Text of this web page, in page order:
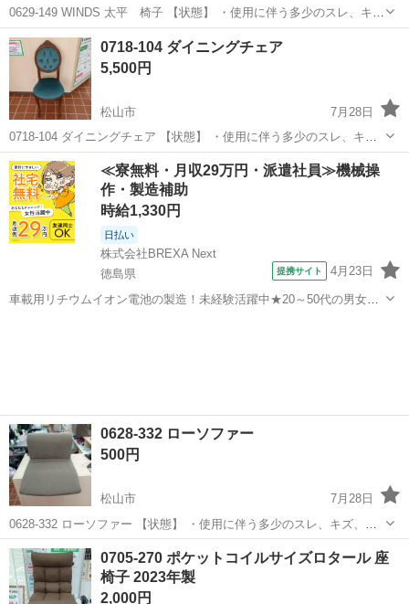
0629-149 WINDS 太平 椅子 【状態】 ・使用に伴う多少のスレ、キ
ズ、落としきれない汚れなどございます ・詳細は現地でご確認くださ
い ・お値引きは出来かねますのでご了承願います ※中古品のため、...
愛媛 松山市 WINDS
0718-104 ダイニングチェア
5,500円
松山市
7月28日
0718-104 ダイニングチェア 【状態】 ・使用に伴う多少のスレ、キ
ズ、落としきれない汚れなどございます ・詳細は現地でご確認くださ
い ・お値引きは出来かねますのでご了承願います ※中古品のため、状
態に...
愛媛 松山市 椅子 現地
≪寮無料・月収29万円・派遣社員≫機械操
作・製造補助
時給1,330円
日払い
株式会社BREXA Next
徳島県
提携サイト 4月23日
車載用リチウムイオン電池の製造！未経験活躍中★20～50代の男女活
0628-332 ローソファー
500円
松山市
7月28日
0628-332 ローソファー 【状態】 ・使用に伴う多少のスレ、キズ、落
としきれない汚れなどございます ・詳細は現地でご確認ください ・お
値引きは出来かねますのでご了承願います ※中古品のため、状態につ
い...
愛媛 松山市 現地
0705-270 ポケットコイルサイズロタール 座
椅子 2023年製
2,000円